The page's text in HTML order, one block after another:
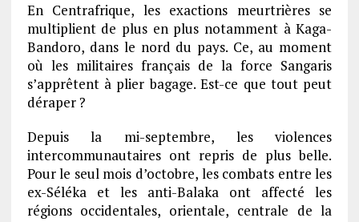
En Centrafrique, les exactions meurtrières se
multiplient de plus en plus notamment à Kaga-
Bandoro, dans le nord du pays. Ce, au moment
où les militaires français de la force Sangaris
s’apprêtent à plier bagage. Est-ce que tout peut
déraper ?
Depuis la mi-septembre, les violences
intercommunautaires ont repris de plus belle.
Pour le seul mois d’octobre, les combats entre les
ex-Séléka et les anti-Balaka ont affecté les
régions occidentales, orientale, centrale de la